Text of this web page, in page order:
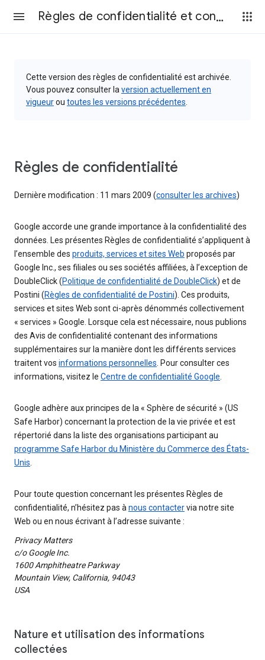
Règles de confidentialité et conditions d’utilisation
Cette version des règles de confidentialité est archivée.
Vous pouvez consulter la version actuellement en
vigueurou toutes les versions précédentes
Règles de confidentialité
Dernière modification : 11 mars 2009 (consulter les archives)
Google accorde une grande importance à la confidentialité des
données. Les présentes Règles de confidentialité s’appliquent à
l’ensemble des produits, services et sites Web proposés par
Google Inc., ses filiales ou ses sociétés affiliées, à l’exception de
DoubleClick (Politique de confidentialité de DoubleClick) et de
Postini (Règles de confidentialité de Postini). Ces produits,
services et sites Web sont ci-après dénommés collectivement
« services » Google. Lorsque cela est nécessaire, nous publions
des Avis de confidentialité contenant des informations
supplémentaires sur la manière dont les différents services
traitent vos informations personnelles . Pour consulter ces
informations, visitez le Centre de confidentialité Google
Google adhère aux principes de la « Sphère de sécurité » (US
Safe Harbor) concernant la protection de la vie privée et est
répertorié dans la liste des organisations participant au
programme Safe Harbor du Ministère du Commerce des États-
Unis
Pour toute question concernant les présentes Règles de
confidentialité, n’hésitez pas à nous contactervia notre site
Web ou en nous écrivant à l’adresse suivante :
Privacy Matters
c/o Google Inc.
1600 Amphitheatre Parkway
Mountain View, California, 94043
USA
Nature et utilisation des informations
collectées